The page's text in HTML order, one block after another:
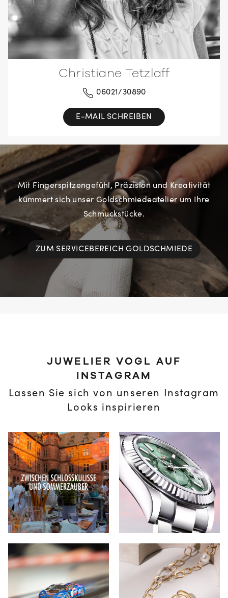
Christiane Tetzlaff
06021/30890
E-MAIL SCHREIBEN
Mit Fingerspitzengefühl, Präzision und Kreativität
kümmert sich unser Goldschmiedeatelier um Ihre
Schmuckstücke.
ZUM SERVICEBEREICH GOLDSCHMIEDE
JUWELIER VOGL AUF
INSTAGRAM
Lassen Sie sich von unseren Instagram
Looks inspirieren